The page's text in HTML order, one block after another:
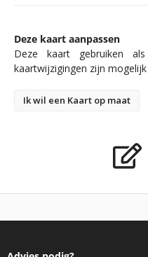
Deze kaart aanpassen
Deze kaart gebruiken
kaartwijzigingen zijn
Ik wil een Kaart op maat